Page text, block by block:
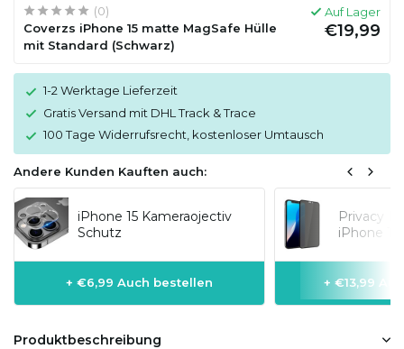
(0)
Coverzs iPhone 15 matte MagSafe Hülle
mit Standard (Schwarz)
Auf Lager
€19,99
1-2 Werktage Lieferzeit
Gratis Versand mit DHL Track & Trace
100 Tage Widerrufsrecht, kostenloser Umtausch
Andere Kunden Kauften auch:
iPhone 15 Kameraojectiv
Schutz
+ €6,99 Auch bestellen
Privacy
iPhone 15
+ €13,99
Produktbeschreibung